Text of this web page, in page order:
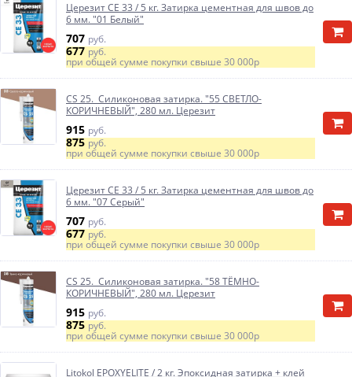
Церезит CE 33 / 5 кг. Затирка цементная для швов до
6 мм. "01 Белый"
707 руб.
677руб.
при общей сумме покупки свыше 30 000р
CS 25. Силиконовая затирка. "55 СВЕТЛО-
КОРИЧНЕВЫЙ", 280 мл. Церезит
915 руб.
875руб.
при общей сумме покупки свыше 30 000р
Церезит CE 33 / 5 кг. Затирка цементная для швов до
6 мм. "07 Серый"
707 руб.
677руб.
при общей сумме покупки свыше 30 000р
CS 25. Силиконовая затирка. "58 ТЁМНО-
КОРИЧНЕВЫЙ", 280 мл. Церезит
915 руб.
875руб.
при общей сумме покупки свыше 30 000р
Litokol EPOXYELITE / 2 кг. Эпоксидная затирка + клей